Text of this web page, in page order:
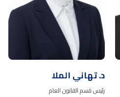
د. تهاني الملا
رئيس قسم القانون العام